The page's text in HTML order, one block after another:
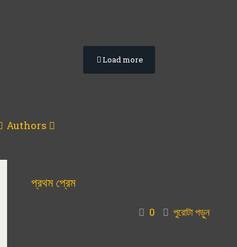
Load more
Authors
প্রথম প্রেম
0 পুরোটা পড়ুন